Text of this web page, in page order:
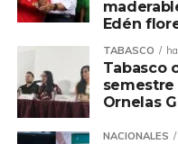
Edén
TABASCO
Tabasco
semestre
Ornelas
NACIONALES